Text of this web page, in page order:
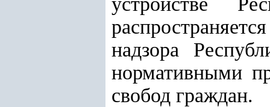
надзора
нормативными
свобод граждан.